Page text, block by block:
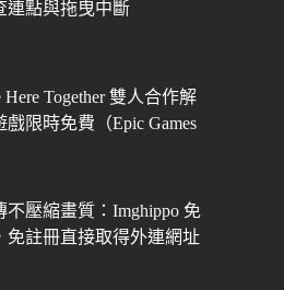
連點與拖曳中斷
Here Together 雙人合作解
戲限時免費（Epic Games
不壓縮畫質：Imghippo 免
免註冊直接取得外連網址